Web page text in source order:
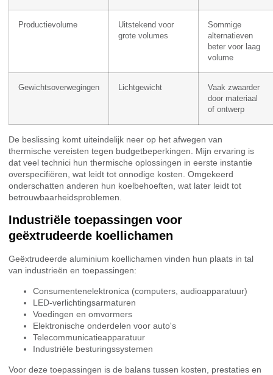
Productievolume
Uitstekend voor
grote volumes
Sommige
alternatieven
beter voor laag
volume
Gewichtsoverwegingen Lichtgewicht
Vaak zwaarder
door materiaal
of ontwerp
De beslissing komt uiteindelijk neer op het afwegen van
thermische vereisten tegen budgetbeperkingen. Mijn ervaring is
dat veel technici hun thermische oplossingen in eerste instantie
overspecifiëren, wat leidt tot onnodige kosten. Omgekeerd
onderschatten anderen hun koelbehoeften, wat later leidt tot
betrouwbaarheidsproblemen.
Industriële toepassingen voor
geëxtrudeerde koellichamen
Geëxtrudeerde aluminium koellichamen vinden hun plaats in tal
van industrieën en toepassingen:
Consumentenelektronica (computers, audioapparatuur)
LED-verlichtingsarmaturen
Voedingen en omvormers
Elektronische onderdelen voor auto's
Telecommunicatieapparatuur
Industriële besturingssystemen
Voor deze toepassingen is de balans tussen kosten, prestaties en